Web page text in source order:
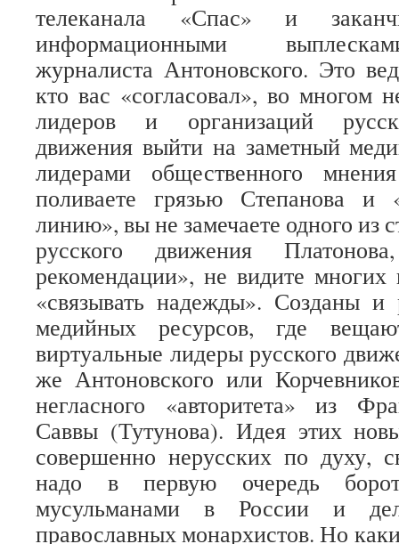
телеканала «Спас» и
информационными
журналиста Антоновского. Это
кто вас «согласовал», во многом
лидеров и организаций
движения выйти на заметный
лидерами общественного
поливаете грязью Степанова и
линию», вы не замечаете одного из
русского движения
рекомендации», не видите
«связывать надежды». Созданы и
медийных ресурсов, где
виртуальные лидеры русского
же Антоновского или
негласного «авторитета» из
Саввы (Тутунова). Идея этих
совершенно нерусских по духу,
надо в первую очередь
мусульманами в России и
православных монархистов. Но